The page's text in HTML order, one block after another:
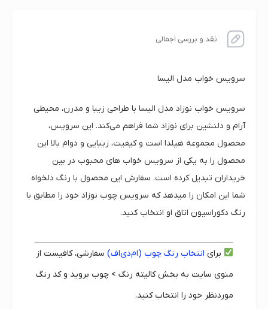
نقد و بررسی اجمالی
سرویس خواب مدل الیسا
سرویس خواب نوزاد مدل الیسا با طراحی زیبا و مدرن، محیطی
آرام و دلنشین برای نوزاد شما فراهم می‌کند. این سرویس،
محصول مجموعه هیلدا است و کیفیت، زیبایی و دوام بالا این
محصول را به یکی از سرویس خواب های محبوب در بین
خریداران تبدیل کرده است. سفارش این محصول با رنگ دلخواه
شما این امکان را میدهد که سرویس چوب نوزاد خود را مطابق با
رنگ دکوراسیون اتاق او انتخاب کنید.
برای انتخاب رنگ چوب (ام‌دی‌اف)سفارشی، کافیست از
منوی سایت به بخش کالیته رنگ > چوب بروید و کد رنگ
موردنظر خود را انتخاب کنید.